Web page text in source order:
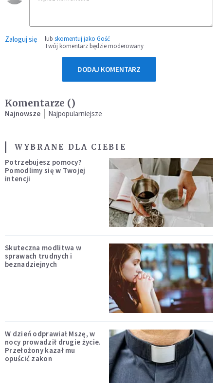
Zaloguj się lub skomentuj jako Gość
Twój komentarz będzie moderowany
DODAJ KOMENTARZ
Komentarze ()
Najnowsze Najpopularniejsze
WYBRANE DLA CIEBIE
Potrzebujesz pomocy?
Pomodlimy się w Twojej
intencji
Skuteczna modlitwa w
sprawach trudnych i
beznadziejnych
W dzień odprawiał Mszę, w
nocy prowadził drugie życie.
Przełożony kazał mu
opuścić zakon